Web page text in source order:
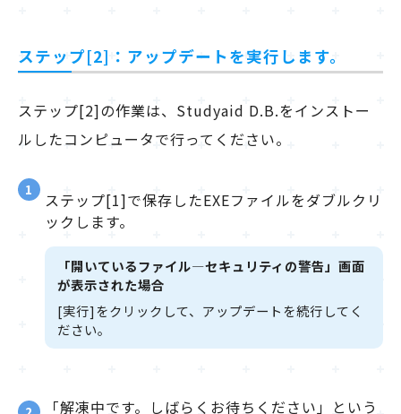
ステップ[2]：アップデートを実行します。
ステップ[2]の作業は、Studyaid D.B.をインストー
ルしたコンピュータで行ってください。
1
ステップ[1]で保存したEXEファイルをダブルクリ
ックします。
「開いているファイル―セキュリティの警告」画面
が表示された場合
[実行]をクリックして、アップデートを続行してく
ださい。
「解凍中です。しばらくお待ちください」という